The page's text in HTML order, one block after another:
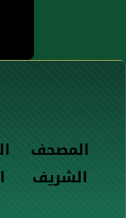
المصحف
الشريف